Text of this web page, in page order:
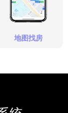
地图找房